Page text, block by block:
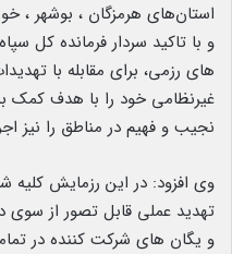
استان‌های هرمزگان ، بوشهر ،
و با تاکید سردار فرمانده کل
های رزمی، برای مقابله با
غیرنظامی خود را با هدف کمک
نجیب و فهیم در مناطق را نیز
وی افزود: در این رزمایش کلیه
تهدید عملی قابل تصور از سوی
و یگان های شرکت کننده در